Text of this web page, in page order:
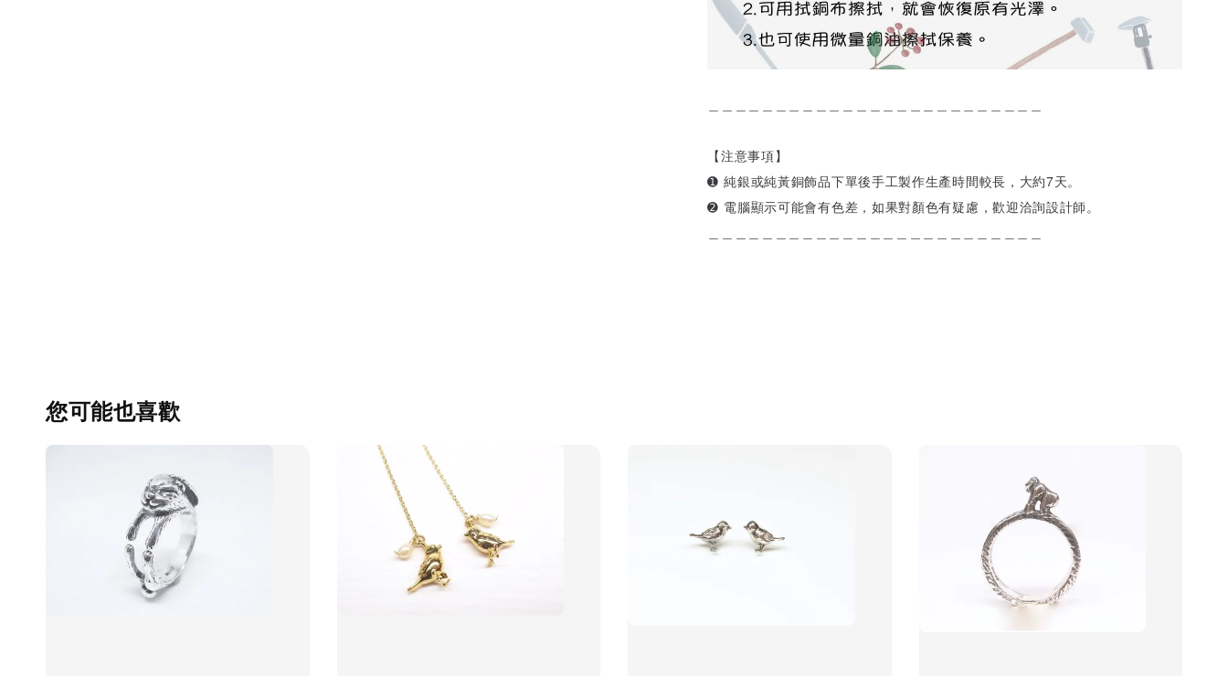
【注意事項】
➊ 純銀或純黃銅飾品下單後手工製作生產時間較長，大約7天。
➋ 電腦顯示可能會有色差，如果對顏色有疑慮，歡迎洽詢設計師。
您可能也喜歡